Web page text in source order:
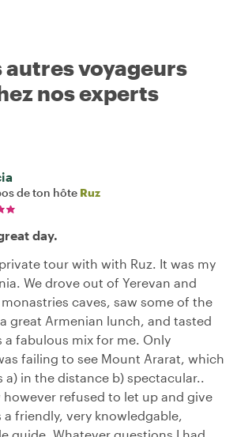
autres voyageurs
nos experts
de ton hôte Ruz
day.
tour with with Ruz. It was my
We drove out of Yerevan and
caves, saw some of the
great Armenian lunch, and tasted
a fabulous mix for me. Only
failing to see Mount Ararat, which
a) in the distance b) spectacular..
refused to let up and give
a friendly, very knowledgable,
guide. Whatever questions I had,